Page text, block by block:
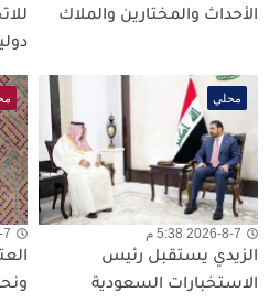
الأحداث والمختارين والملاك
محلي
2026-8-7 5:38 م
الزيدي يستقبل رئيس
الاستخبارات السعودية